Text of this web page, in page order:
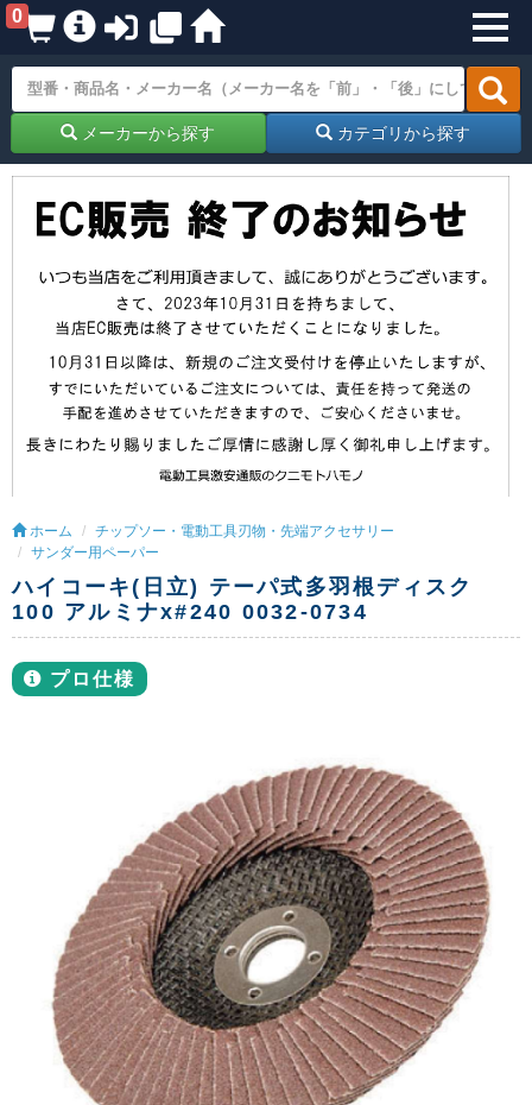
0
メーカーから探す カテゴリから探す
ホーム
チップソー・電動工具刃物・先端アクセサリー
サンダー用ペーパー
ハイコーキ(日立) テーパ式多羽根ディスク
100 アルミナx#240 0032-0734
プロ仕様